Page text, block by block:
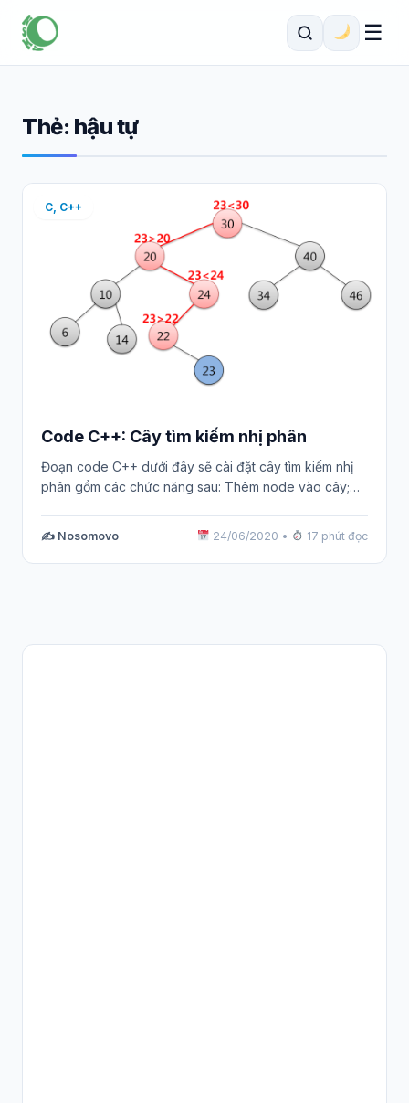
☰
Thẻ: hậu tự
C, C++
Code C++: Cây tìm kiếm nhị phân
Đoạn code C++ dưới đây sẽ cài đặt cây tìm kiếm nhị
phân gồm các chức năng sau: Thêm node vào cây;…
✍️ Nosomovo 24/06/2020 • 17 phút đọc